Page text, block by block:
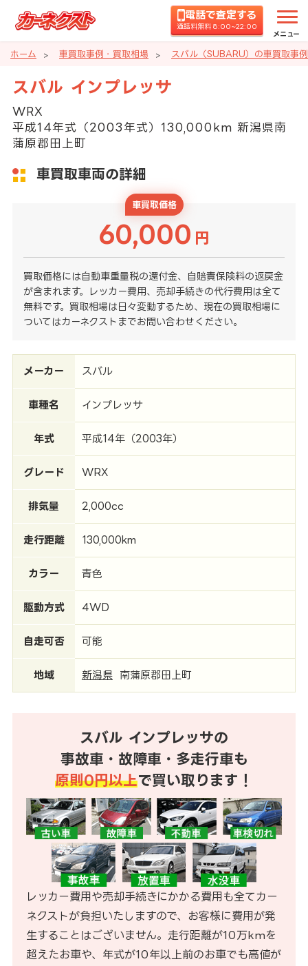
電話で査定する
通話料無料 8:00~22:00
メニュー
ホーム 車買取事例・買取相場 スバル（SUBARU）の車買取事
スバル インプレッサ
WRX
平成14年式（2003年式）130,000km 新潟県南
蒲原郡田上町
車買取車両の詳細
車買取価格
60,000 円
買取価格には自動車重量税の還付金、自賠責保険料の返戻金
が含まれます。レッカー費用、売却手続きの代行費用は全て
無料です。買取相場は日々変動するため、現在の買取相場に
ついてはカーネクストまでお問い合わせください。
メーカー スバル
車種名 インプレッサ
年式 平成14年（2003年）
グレード WRX
排気量 2,000cc
走行距離 130,000km
カラー 青色
駆動方式 4WD
自走可否 可能
地域 新潟県 南蒲原郡田上町
スバル インプレッサの
事故車・故障車・多走行車も
原則0円以上で買い取ります！
レッカー費用や売却手続きにかかる費用も全てカー
ネクストが負担いたしますので、お客様に費用が発
生することはございません。走行距離が10万kmを
超えたお車や、年式が10年以上前のお車でも高値が